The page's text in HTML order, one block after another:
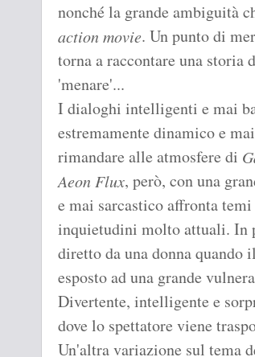
nonché la grande ambiguità
action movie. Un punto di
torna a raccontare una
'menare'...
I dialoghi intelligenti e mai
estremamente dinamico e
rimandare alle atmosfere di
Aeon Flux, però, con una
e mai sarcastico affronta
inquietudini molto attuali. In
diretto da una donna
esposto ad una grande
Divertente, intelligente e
dove lo spettatore viene
Un'altra variazione sul tema